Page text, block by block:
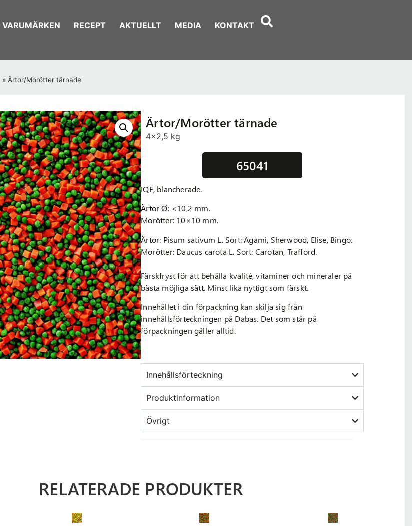
VARUMÄRKEN RECEPT AKTUELLT MEDIA KONTAKT
» Ärtor/Morötter tärnade
Ärtor/Morötter tärnade
4x2,5 kg
65041
IQF, blancherade.
Ärtor Ø: <10,2 mm.
Morötter: 10×10 mm.
Ärtor: Pisum sativum L. Sort: Agami, Sherwood, Elise, Bingo.
Morötter: Daucus carota L. Sort: Carotan, Trafford.
Färskfryst för att behålla kvalité, vitaminer och mineraler på
bästa möjliga sätt. Minst lika nyttigt som färskt.
Innehållet i din förpackning kan skilja sig från
innehållsförteckningen på Dabas. Det som står på
förpackningen gäller alltid.
Innehållsförteckning
Produktinformation
Övrigt
RELATERADE PRODUKTER